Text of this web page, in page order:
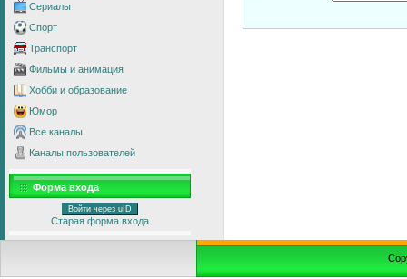
Сериалы
Спорт
Транспорт
Фильмы и анимация
Хобби и образование
Юмор
Все каналы
Каналы пользователей
Форма входа
Войти через uID
Старая форма входа